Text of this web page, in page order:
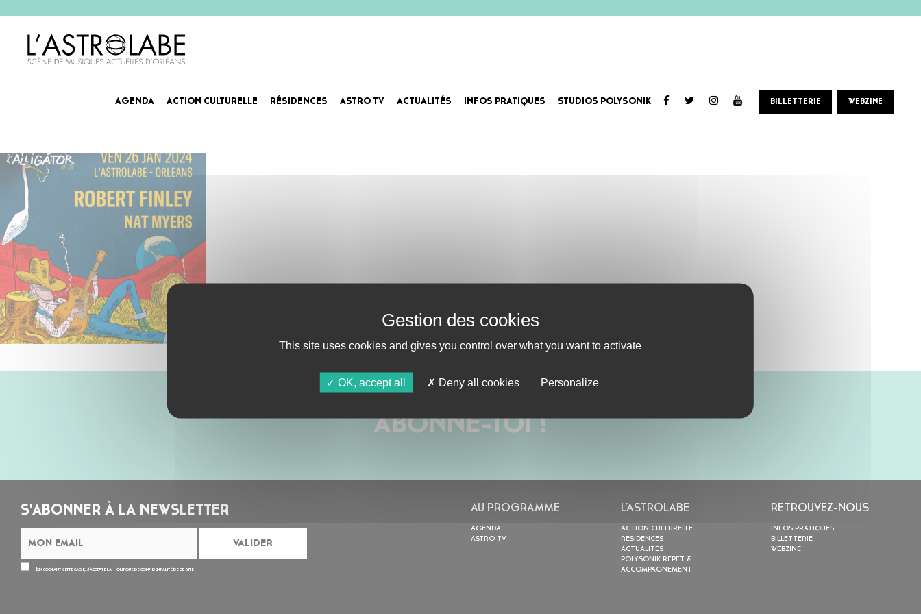
AGENDA ACTION CULTURELLE RÉSIDENCES ASTRO TV ACTUALITÉS INFOS PRATIQUES STUDIOS POLYSONIK BILLETTERIE WEBZINE
ABONNE-TOI !
S'ABONNER À LA NEWSLETTER
En cochant cette case, j’accepte la Politique de confidentialitéde ce site
AU PROGRAMME
AGENDA
ASTRO TV
L’ASTROLABE
ACTION CULTURELLE
RÉSIDENCES
ACTUALITÉS
POLYSONIK REPET &
ACCOMPAGNEMENT
RETROUVEZ-NOUS
INFOS PRATIQUES
BILLETTERIE
WEBZINE
This site uses cookies and gives you control over what you want to activate
OK, accept all Deny all cookies Personalize